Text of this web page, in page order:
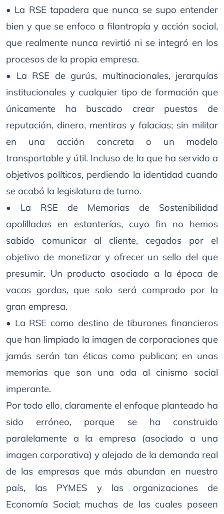
• La RSE tapadera que nunca se supo entender
bien y que se enfoco a filantropía y acción social,
que realmente nunca revirtió ni se integró en los
procesos de la propia empresa.
• La RSE de gurús, multinacionales, jerarquías
institucionales y cualquier tipo de formación que
únicamente ha buscado crear puestos de
reputación, dinero, mentiras y falacias; sin militar
en una acción concreta o un modelo
transportable y útil. Incluso de la que ha servido a
objetivos políticos, perdiendo la identidad cuando
se acabó la legislatura de turno.
• La RSE de Memorias de Sostenibilidad
apolilladas en estanterías, cuyo fin no hemos
sabido comunicar al cliente, cegados por el
objetivo de monetizar y ofrecer un sello del que
presumir. Un producto asociado a la época de
vacas gordas, que solo será comprado por la
gran empresa.
• La RSE como destino de tiburones financieros
que han limpiado la imagen de corporaciones que
jamás serán tan éticas como publican; en unas
memorias que son una oda al cinismo social
imperante.
Por todo ello, claramente el enfoque planteado ha
sido erróneo, porque se ha construido
paralelamente a la empresa (asociado a una
imagen corporativa) y alejado de la demanda real
de las empresas que más abundan en nuestro
país, las PYMES y las organizaciones de
Economía Social; muchas de las cuales poseen